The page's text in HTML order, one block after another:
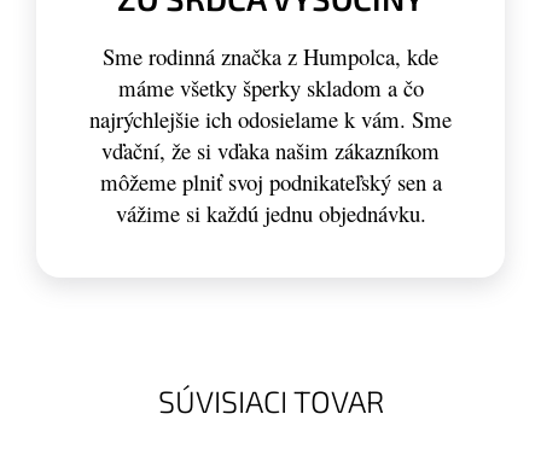
SÚVISIACI TOVAR
Sme rodinná značka z Humpolca, kde
máme všetky šperky skladom a čo
najrýchlejšie ich odosielame k vám. Sme
vďační, že si vďaka našim zákazníkom
môžeme plniť svoj podnikateľský sen a
vážime si každú jednu objednávku.